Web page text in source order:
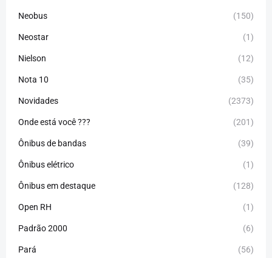
Neobus (150)
Neostar (1)
Nielson (12)
Nota 10 (35)
Novidades (2373)
Onde está você ??? (201)
Ônibus de bandas (39)
Ônibus elétrico (1)
Ônibus em destaque (128)
Open RH (1)
Padrão 2000 (6)
Pará (56)